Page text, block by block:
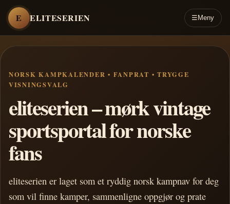
E ELITESERIEN ☰ Meny
NORSK KAMPKALENDER • FANPRAT • TRYGGE
VISNINGSVALG
eliteserien – mørk vintage
sportsportal for norske
fans
eliteserien er laget som et ryddig norsk kampnav for deg
som vil finne kamper, sammenligne oppgjør og prate